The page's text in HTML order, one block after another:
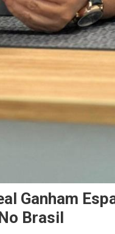
Ganham
Brasil